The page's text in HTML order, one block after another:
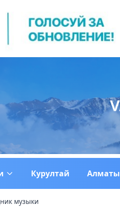
Курултай Алматы
музыки